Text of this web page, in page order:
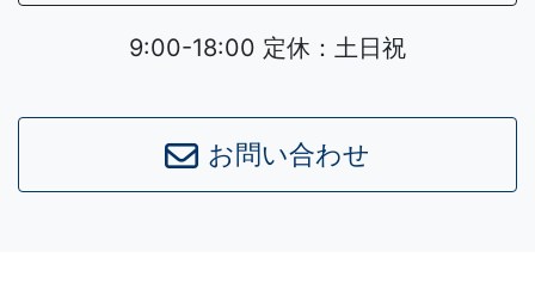
9:00-18:00 定休：土日祝
お問い合わせ